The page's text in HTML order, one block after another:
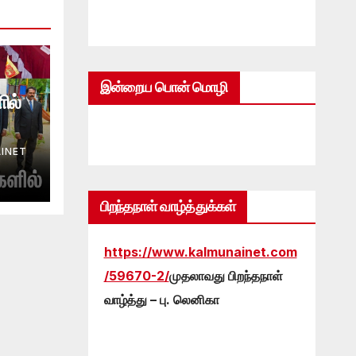
இன்றைய பொன் மொழி
பிறந்தநாள் வாழ்த்துக்கள்
https://www.kalmunainet.com
/59670-2/முதலாவது பிறந்தநாள்
வாழ்த்து – பு. லெனிகா